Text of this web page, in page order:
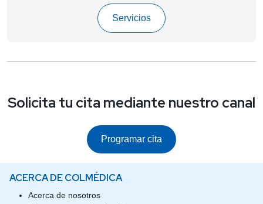
Servicios
Solicita tu cita mediante nuestro canal
Programar cita
ACERCA DE COLMÉDICA
Acerca de nosotros